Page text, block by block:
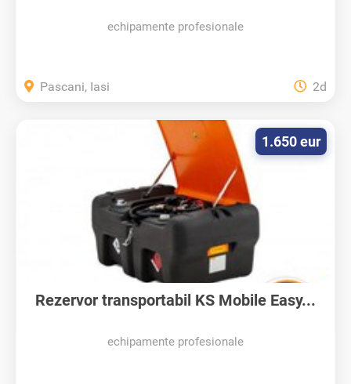
echipamente profesionale
Pascani, Iasi 2d
Rezervor transportabil KS Mobile Easy...
echipamente profesionale
1.650 eur